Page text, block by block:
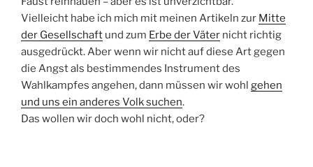
Vielleicht habe ich mich mit meinen Artikeln zur Mitte
der Gesellschaft und zum Erbe der Väter nicht richtig
ausgedrückt. Aber wenn wir nicht auf diese Art gegen
die Angst als bestimmendes Instrument des
Wahlkampfes angehen, dann müssen wir wohl gehen
und uns ein anderes Volk suchen.
Das wollen wir doch wohl nicht, oder?